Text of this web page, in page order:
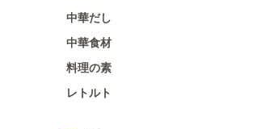
中華だし
中華食材
料理の素
レトルト